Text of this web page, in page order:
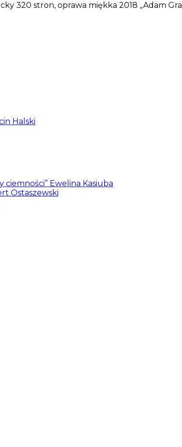
320 stron, oprawa miękka 2018 „Adam
Halski
ciemności” Ewelina Kasiuba
Ostaszewski